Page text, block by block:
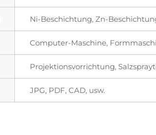
Ni-Beschichtung, Zn-
Computer-Maschine,
Projektionsvorrichtung,
JPG, PDF, CAD, usw.